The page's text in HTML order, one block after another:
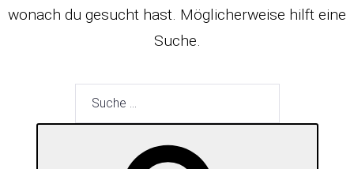
wonach du gesucht hast. Möglicherweise hilft eine
Suche.